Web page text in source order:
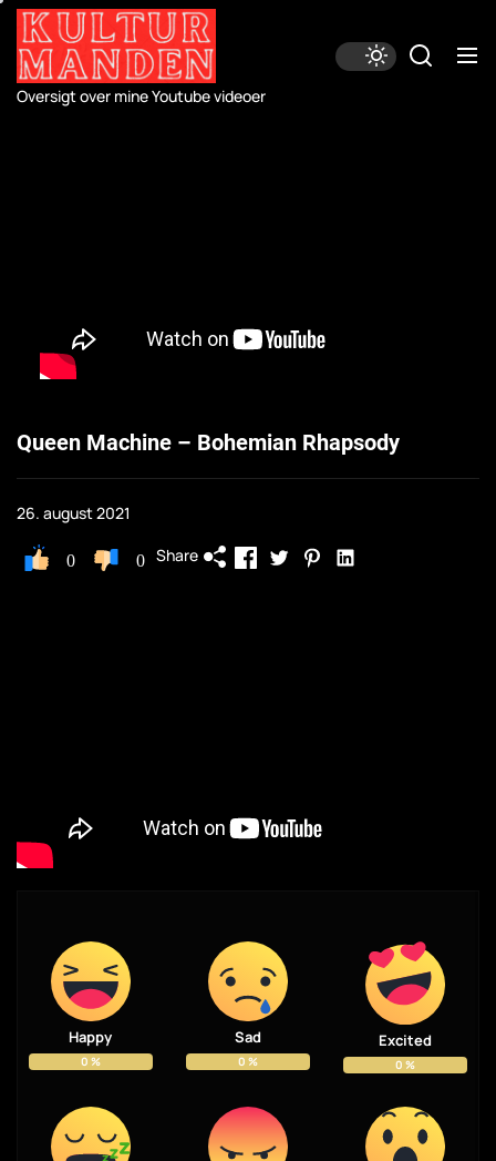
Skip
the
content
Oversigt over mine Youtube videoer
Queen Machine – Bohemian Rhapsody
26. august 2021
0 0 Share
Happy
0 %
Sad
0 %
Excited
0 %